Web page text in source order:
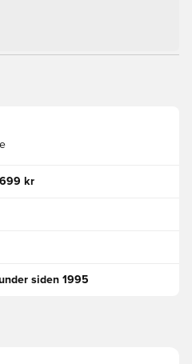
kr
siden 1995